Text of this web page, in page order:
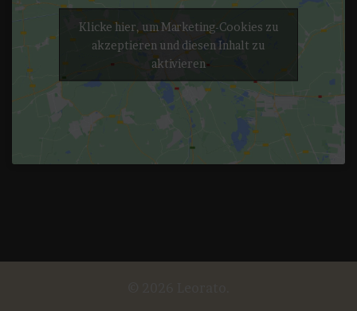
Klicke hier, um Marketing-Cookies zu
akzeptieren und diesen Inhalt zu
aktivieren